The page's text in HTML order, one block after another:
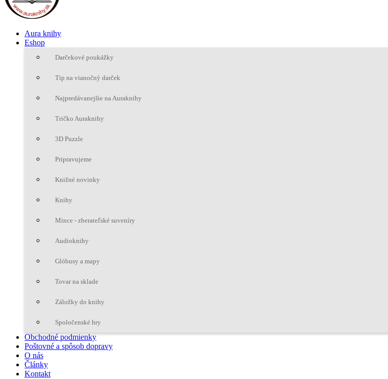
Aura knihy
Eshop
Darčekové poukážky
Tip na vianočný darček
Najpredávanejšie na Auraknihy
Tričko Auraknihy
3D Puzzle
Pripravujeme
Knižné novinky
Knihy
Mince - zberateľské suveníry
Audioknihy
Glóbusy a mapy
Tovar na sklade
Záložky do knihy
Spoločenské hry
Obchodné podmienky
Poštovné a spôsob dopravy
O nás
Články
Kontakt